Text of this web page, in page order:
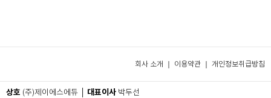
회사 소개 ｜ 이용약관 개인정보취급방침
상호 (주)제이에스에듀 │ 대표이사 박두선